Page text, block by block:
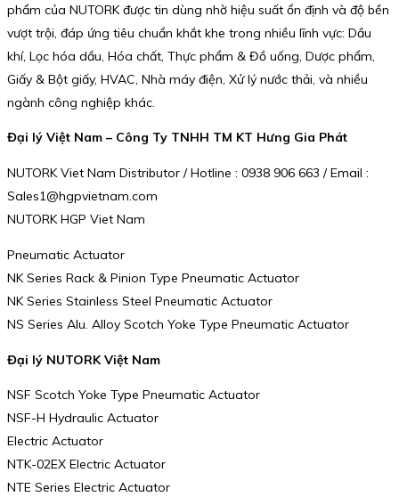
phẩm của NUTORK được tin dùng nhờ hiệu suất ổn định và độ bền
vượt trội, đáp ứng tiêu chuẩn khắt khe trong nhiều lĩnh vực: Dầu
khí, Lọc hóa dầu, Hóa chất, Thực phẩm & Đồ uống, Dược phẩm,
Giấy & Bột giấy, HVAC, Nhà máy điện, Xử lý nước thải, và nhiều
ngành công nghiệp khác.
Đại lý Việt Nam – Công Ty TNHH TM KT Hưng Gia Phát
NUTORK Viet Nam Distributor / Hotline : 0938 906 663 / Email :
Sales1@hgpvietnam.com
NUTORK HGP Viet Nam
Pneumatic Actuator
NK Series Rack & Pinion Type Pneumatic Actuator
NK Series Stainless Steel Pneumatic Actuator
NS Series Alu. Alloy Scotch Yoke Type Pneumatic Actuator
Đại lý NUTORK Việt Nam
NSF Scotch Yoke Type Pneumatic Actuator
NSF-H Hydraulic Actuator
Electric Actuator
NTK-02EX Electric Actuator
NTE Series Electric Actuator